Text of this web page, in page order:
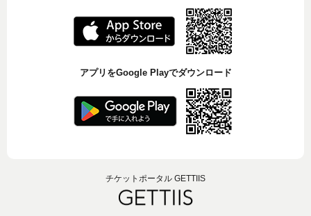
アプリをGoogle Playでダウンロード
チケットポータル GETTIIS